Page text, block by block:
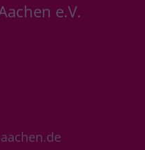
e.V.